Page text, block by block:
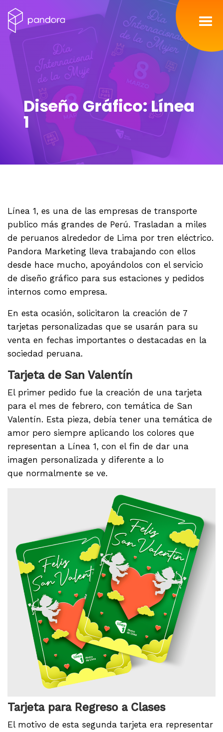
Servicios
Nosotros
Portafolio
Contacto
Diseño Gráfico: Línea
1
Línea 1, es una de las empresas de transporte
publico más grandes de Perú. Trasladan a miles
de peruanos alrededor de Lima por tren eléctrico.
Pandora Marketing lleva trabajando con ellos
desde hace mucho, apoyándolos con el servicio
de diseño gráfico para sus estaciones y pedidos
internos como empresa.
En esta ocasión, solicitaron la creación de 7
tarjetas personalizadas que se usarán para su
venta en fechas importantes o destacadas en la
sociedad peruana.
Tarjeta de San Valentín
El primer pedido fue la creación de una tarjeta
para el mes de febrero, con temática de San
Valentín. Esta pieza, debía tener una temática de
amor pero siempre aplicando los colores que
representan a Línea 1, con el fin de dar una
imagen personalizada y diferente a lo
que normalmente se ve.
Tarjeta para Regreso a Clases
El motivo de esta segunda tarjeta era representar